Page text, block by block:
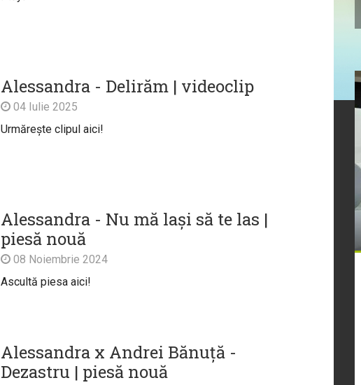
Alessandra - Delirăm | videoclip
04 Iulie 2025
Urmărește clipul aici!
Alessandra - Nu mă lași să te las |
piesă nouă
08 Noiembrie 2024
Ascultă piesa aici!
Alessandra x Andrei Bănuță -
Dezastru | piesă nouă